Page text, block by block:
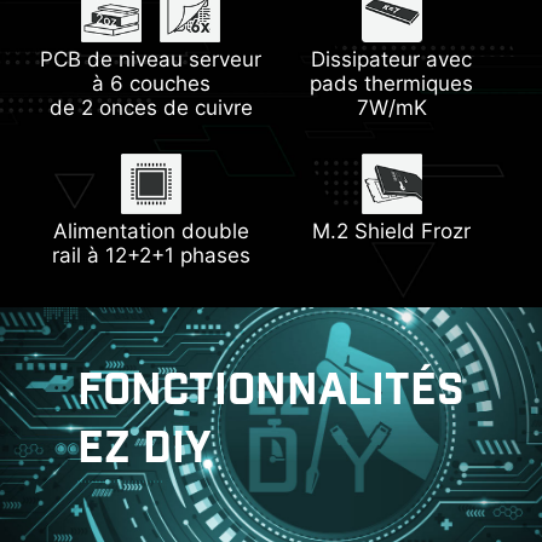
PCB de niveau serveur
à 6 couches
de 2 onces de cuivre
Dissipateur avec
pads thermiques
7W/mK
Alimentation double
rail à 12+2+1 phases
M.2 Shield Frozr
Slots PCIe et M.2
Lightning Gen5
Mémoire DDR5
Trois connecteurs M.2
Steel Armor EZ Debug LED
EZ PCIe Clip II
FONCTIONNALITÉS
EZ DIY